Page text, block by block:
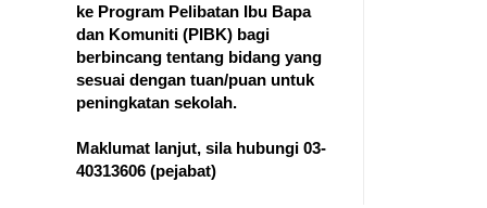
ke Program Pelibatan Ibu Bapa
dan Komuniti (PIBK) bagi
berbincang tentang bidang yang
sesuai dengan tuan/puan untuk
peningkatan sekolah.
Maklumat lanjut, sila hubungi 03-
40313606 (pejabat)